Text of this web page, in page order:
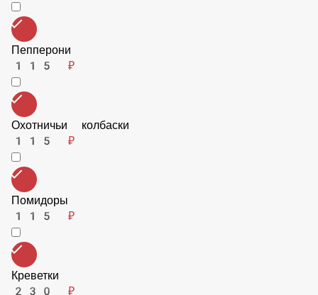
90 ₽
Пепперони
115 ₽
Охотничьи колбаски
115 ₽
Помидоры